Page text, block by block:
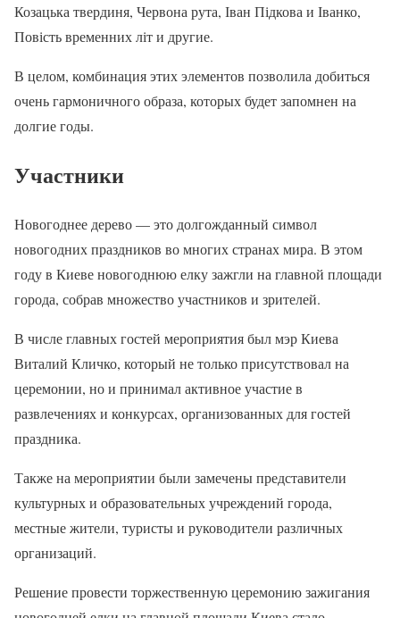
Козацька твердиня, Червона рута, Іван Підкова и Іванко,
Повість временних літ и другие.
В целом, комбинация этих элементов позволила добиться
очень гармоничного образа, которых будет запомнен на
долгие годы.
Участники
Новогоднее дерево — это долгожданный символ
новогодних праздников во многих странах мира. В этом
году в Киеве новогоднюю елку зажгли на главной площади
города, собрав множество участников и зрителей.
В числе главных гостей мероприятия был мэр Киева
Виталий Кличко, который не только присутствовал на
церемонии, но и принимал активное участие в
развлечениях и конкурсах, организованных для гостей
праздника.
Также на мероприятии были замечены представители
культурных и образовательных учреждений города,
местные жители, туристы и руководители различных
организаций.
Решение провести торжественную церемонию зажигания